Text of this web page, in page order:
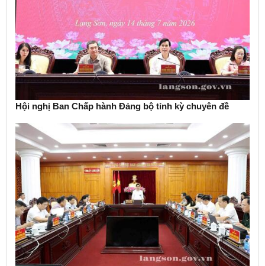
Hội nghị Ban Chấp hành Đảng bộ tỉnh kỳ chuyên đề